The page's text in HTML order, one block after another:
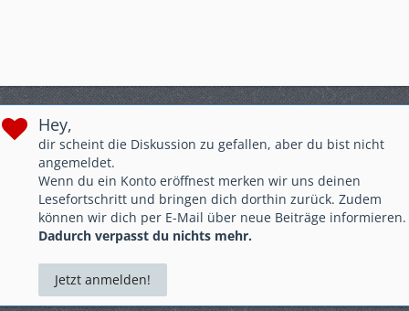
Hey,
dir scheint die Diskussion zu gefallen, aber du bist nicht
angemeldet.
Wenn du ein Konto eröffnest merken wir uns deinen
Lesefortschritt und bringen dich dorthin zurück. Zudem
können wir dich per E-Mail über neue Beiträge informieren.
Dadurch verpasst du nichts mehr.
Jetzt anmelden!